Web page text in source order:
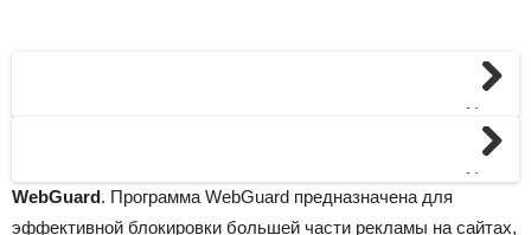
Next
Next
WebGuard. Программа WebGuard предназначена для
эффективной блокировки большей части рекламы на сайтах,